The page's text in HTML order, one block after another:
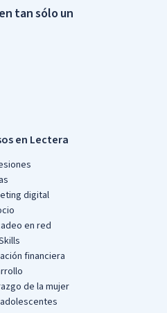
tan sólo un
en Lectera
digital
en red
financiera
de la mujer